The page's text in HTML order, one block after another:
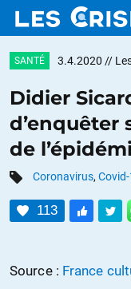
DOSSIERS
CATÉGORIES
MOTS CLÉS
SANTÉ 3.4.2020 //
Didier
d’enquêter
de
Coronavirus,
113
Source : France